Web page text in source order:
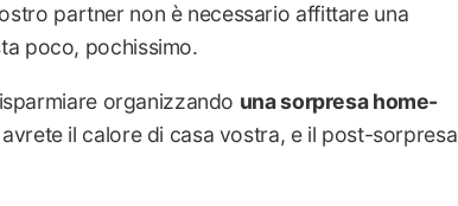
partner non è necessario affittare una
poco, pochissimo.
organizzando una sorpresa home-
il calore di casa vostra, e il post-sorpresa